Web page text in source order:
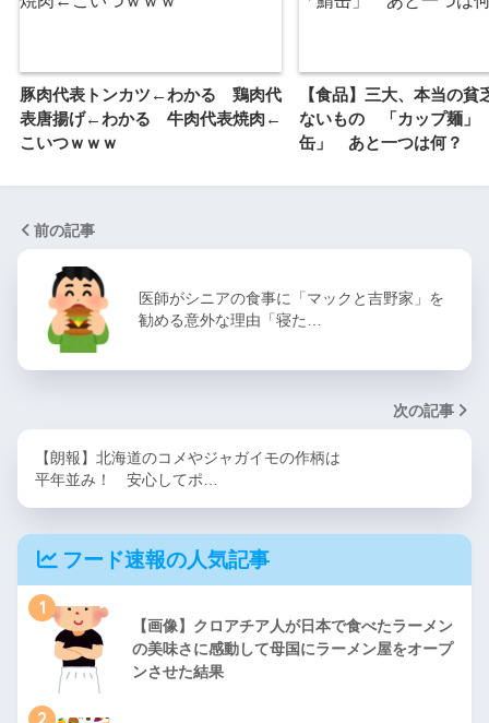
豚肉代表トンカツ←わかる 鶏肉代
表唐揚げ←わかる 牛肉代表焼肉←
こいつｗｗｗ
【食品】三大、本当の貧
ないもの 「カップ麺
缶」 あと一つは何？
前の記事
医師がシニアの食事に「マックと吉野家」を
勧める意外な理由「寝た…
次の記事
【朗報】北海道のコメやジャガイモの作柄は
平年並み！ 安心してポ…
フード速報の人気記事
1
【画像】クロアチア人が日本で食べたラーメン
の美味さに感動して母国にラーメン屋をオープ
ンさせた結果